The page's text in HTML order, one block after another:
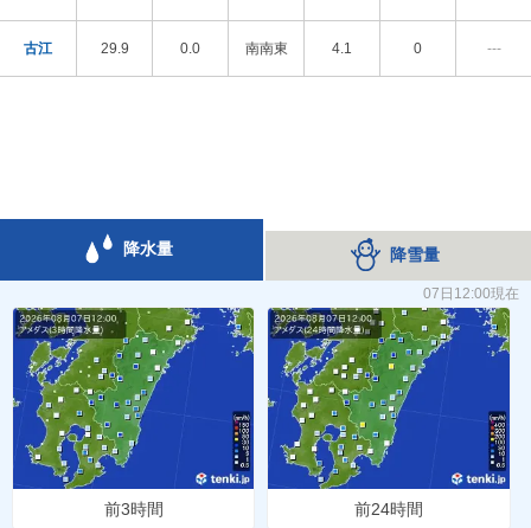
古江 29.9 0.0 南南東 4.1 0 ---
降水量 降雪量
07日12:00現在
前3時間 前24時間